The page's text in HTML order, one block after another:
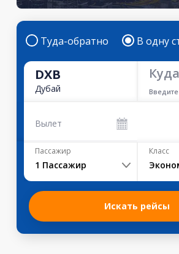
Туда-обратно В одну
DXB
Дубай
Куда
Вылет
Пассажир
1 Пассажир
Класс
Искать рейсы